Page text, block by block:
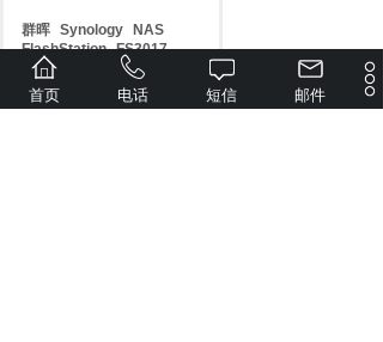
群晖 Synology
NAS
FlashStation FS3017
FS&XS系列
价格:面议
￥0.00
首页 电话 短信 邮件